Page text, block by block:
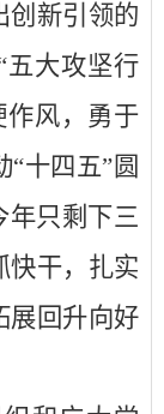
创新引领的
五大攻坚行
风，勇于
“十四五” 圆
年只剩下三
快干，扎实
展回升向好